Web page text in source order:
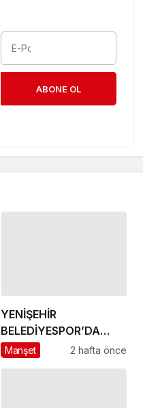
ABONE OL
YENİŞEHİR
BELEDİYESPOR’DA
GÜÇLÜ YÖNETİM,
Manşet 2 hafta önce